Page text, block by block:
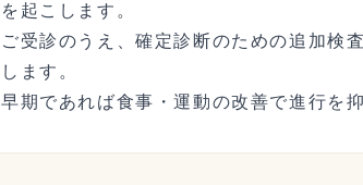
を起こします。
ご受診のうえ、確定診断のための追加検
します。
早期であれば食事・運動の改善で進行を